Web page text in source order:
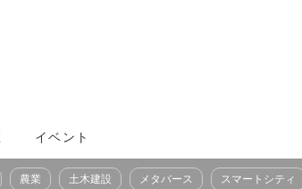
イベント
農業 土木建設 メタバース スマートシティ